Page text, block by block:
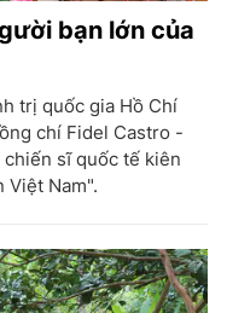
bạn lớn của
trị quốc gia Hồ Chí
chí Fidel Castro -
chiến sĩ quốc tế kiên
Việt Nam".